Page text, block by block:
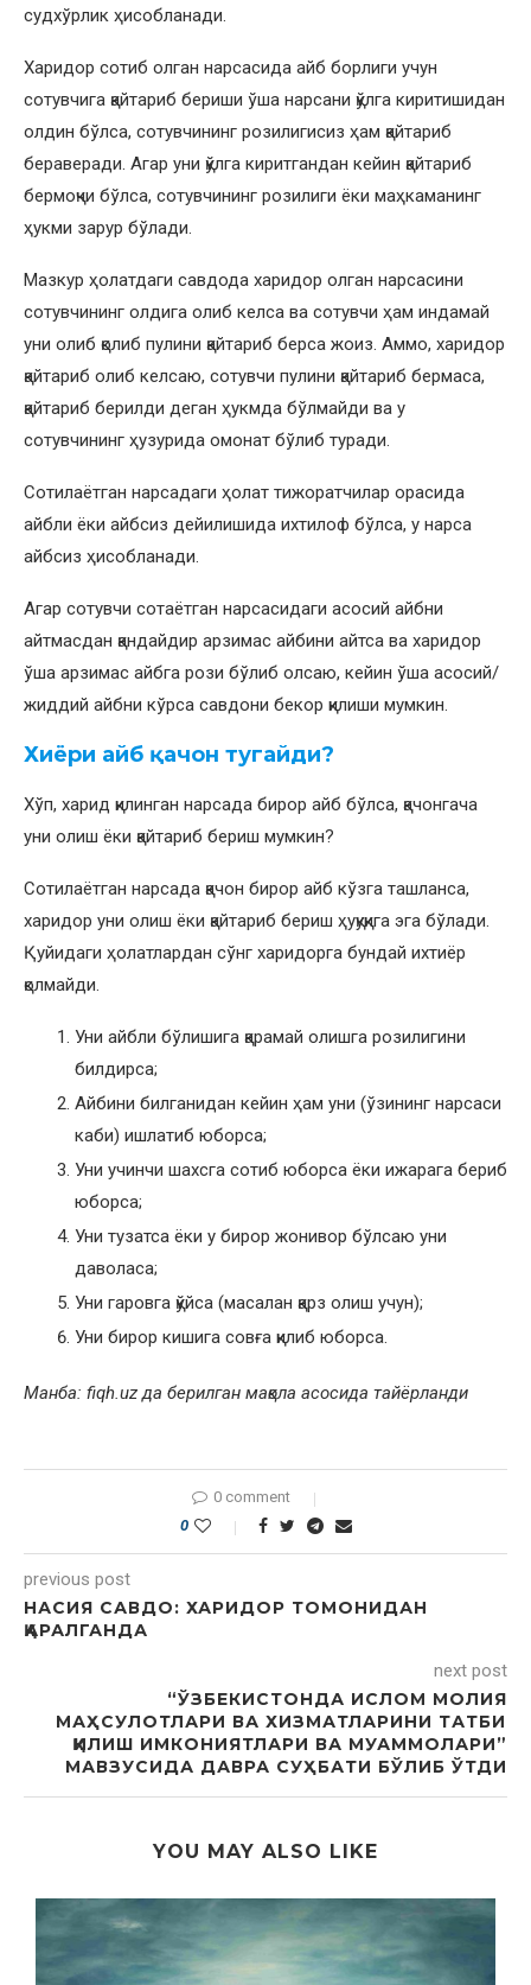
судхўрлик ҳисобланади.
Харидор сотиб олган нарсасида айб борлиги учун
сотувчига қайтариб бериши ўша нарсани қўлга киритишидан
олдин бўлса, сотувчининг розилигисиз ҳам қайтариб
бераверади. Агар уни қўлга киритгандан кейин қайтариб
бермоқчи бўлса, сотувчининг розилиги ёки маҳкаманинг
ҳукми зарур бўлади.
Мазкур ҳолатдаги савдода харидор олган нарсасини
сотувчининг олдига олиб келса ва сотувчи ҳам индамай
уни олиб қолиб пулини қайтариб берса жоиз. Аммо, харидор
қайтариб олиб келсаю, сотувчи пулини қайтариб бермаса,
қайтариб берилди деган ҳукмда бўлмайди ва у
сотувчининг ҳузурида омонат бўлиб туради.
Сотилаётган нарсадаги ҳолат тижоратчилар орасида
айбли ёки айбсиз дейилишида ихтилоф бўлса, у нарса
айбсиз ҳисобланади.
Агар сотувчи сотаётган нарсасидаги асосий айбни
айтмасдан қандайдир арзимас айбини айтса ва харидор
ўша арзимас айбга рози бўлиб олсаю, кейин ўша асосий/
жиддий айбни кўрса савдони бекор қилиши мумкин.
Хиёри айб қачон тугайди?
Хўп, харид қилинган нарсада бирор айб бўлса, қачонгача
уни олиш ёки қайтариб бериш мумкин?
Сотилаётган нарсада қачон бирор айб кўзга ташланса,
харидор уни олиш ёки қайтариб бериш ҳуқуқига эга бўлади.
Қуйидаги ҳолатлардан сўнг харидорга бундай ихтиёр
қолмайди.
Уни айбли бўлишига қарамай олишга розилигини
билдирса;
Айбини билганидан кейин ҳам уни (ўзининг нарсаси
каби) ишлатиб юборса;
Уни учинчи шахсга сотиб юборса ёки ижарага бериб
юборса;
Уни тузатса ёки у бирор жонивор бўлсаю уни
даволаса;
Уни гаровга қўйса (масалан қарз олиш учун);
Уни бирор кишига совға қилиб юборса.
Манба: fiqh.uz да берилган мақола асосида тайёрланди
0 comment
0
previous post
НАСИЯ САВДО: ХАРИДОР ТОМОНИДАН
ҚАРАЛГАНДА
next post
“ЎЗБЕКИСТОНДА ИСЛОМ МОЛИЯ
МАҲСУЛОТЛАРИ ВА ХИЗМАТЛАРИНИ ТАТБИҚ
ҚИЛИШ ИМКОНИЯТЛАРИ ВА МУАММОЛАРИ”
МАВЗУСИДА ДАВРА СУҲБАТИ БЎЛИБ ЎТДИ
YOU MAY ALSO LIKE